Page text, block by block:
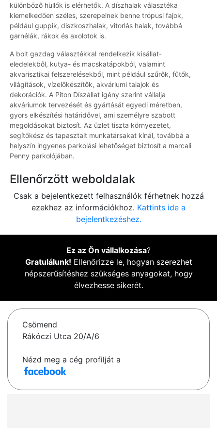
különböző hüllők is elérhetők. A díszhalak választéka
kiemelkedően széles, szerepelnek benne trópusi fajok,
például guppik, diszkoszhalak, vitorlás halak, továbbá
garnélák, rákok és axolotok is.
A bolt gazdag választékkal rendelkezik kisállat-
eledelekből, kutya- és macskatápokból, valamint
akvarisztikai felszerelésekből, mint például szűrők, fűtők,
világítások, vízelőkészítők, akváriumi talajok és
dekorációk. A Piton Díszállat igény szerint vállalja
akváriumok tervezését és gyártását egyedi méretben,
gyors elkészítési határidővel, ami személyre szabott
megoldásokat biztosít. Az üzlet tiszta környezetet,
segítőkész és tapasztalt munkatársakat kínál, továbbá a
helyszín ingyenes parkolási lehetőséget biztosít a marcali
Penny parkolójában.
Ellenőrzött weboldalak
Csak a bejelentkezett felhasználók férhetnek hozzá
ezekhez az információkhoz. Kattints ide a
bejelentkezéshez.
Ez az Ön vállalkozása?
Gratulálunk! Ellenőrizze le, hogyan szerezhet
népszerűsítéshez szükséges anyagokat, hogy
élvezhesse sikerét.
Csömend
Rákóczi Utca 20/A/6
Nézd meg a cég profilját a